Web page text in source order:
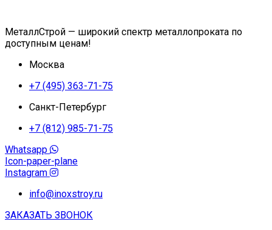
МеталлСтрой — широкий спектр металлопроката по
доступным ценам!
Москва
+7 (495) 363-71-75
Санкт-Петербург
+7 (812) 985-71-75
Whatsapp
Icon-paper-plane
Instagram
info@inoxstroy.ru
ЗАКАЗАТЬ ЗВОНОК